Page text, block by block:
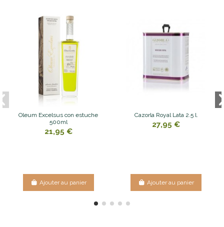
Oleum Excelsus con estuche
500ml
21,95 €
Ajouter au panier
Cazorla Royal Lata 2.5 l.
27,95 €
Ajouter au panier